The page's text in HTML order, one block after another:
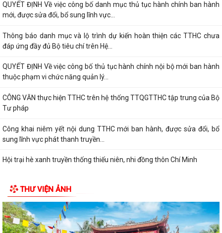
QUYẾT ĐỊNH Về việc công bố danh mục thủ tục hành chính ban hành
mới, được sửa đổi, bổ sung lĩnh vực...
Thông báo danh mục và lộ trình dự kiến hoàn thiện các TTHC chưa
đáp ứng đầy đủ Bộ tiêu chí trên Hệ...
QUYẾT ĐỊNH Về việc công bố thủ tục hành chính nội bộ mới ban hành
thuộc phạm vi chức năng quản lý...
CÔNG VĂN thực hiện TTHC trên hệ thống TTQGTTHC tập trung của Bộ
Tư pháp
Công khai niêm yết nội dung TTHC mới ban hành, được sửa đổi, bổ
sung lĩnh vực phát thanh truyền...
Hội trại hè xanh truyền thống thiếu niên, nhi đồng thôn Chí Minh
dân
QUYẾT ĐỊNH: Về việc công bố Danh mục thủ tục hành chính mới ban
hành, được sửa đổi, bổ sung và bị...
THƯ VIỆN ẢNH